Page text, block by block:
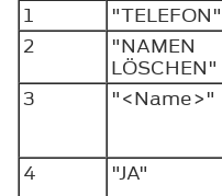
1
"TELEFON"
2
"NAMEN
LÖSCHEN"
3
"<Name>"
4
"JA"